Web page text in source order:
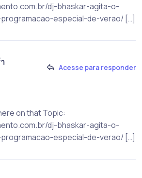
dj-bhaskar-agita-o-
especial-de-verao/ […]
Acesse para responder
on that Topic:
dj-bhaskar-agita-o-
especial-de-verao/ […]